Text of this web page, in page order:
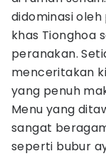
didominasi
khas Tionghoa
peranakan.
menceritakan
yang penuh
Menu yang
sangat
seperti bubur